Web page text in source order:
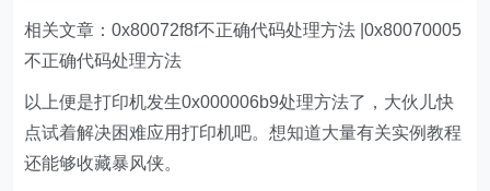
相关文章：0x80072f8f不正确代码处理方法 |0x80070005
不正确代码处理方法
以上便是打印机发生0x000006b9处理方法了，大伙儿快
点试着解决困难应用打印机吧。想知道大量有关实例教程
还能够收藏暴风侠。